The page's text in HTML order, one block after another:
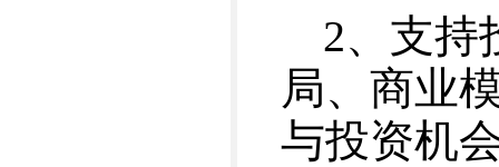
2、支持
局、商业
与投资机